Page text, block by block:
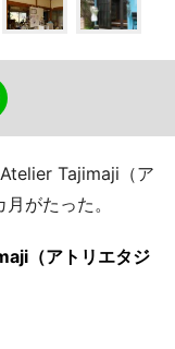
Tajimaji（ア
がたった。
（アトリエタジ